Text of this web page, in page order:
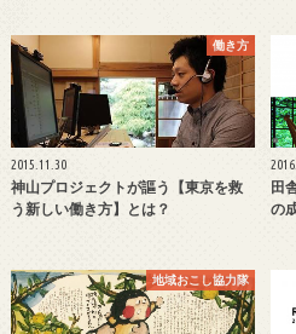
働き方
2015.11.30
神山プロジェクトが謳う【東京を救
う新しい働き方】とは？
田
の
地域おこし協力隊